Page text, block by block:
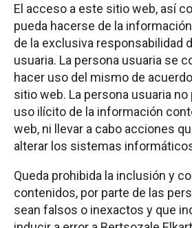
El acceso a este sitio web, así
pueda hacerse de la
de la exclusiva responsabilidad
usuaria. La persona usuaria se
hacer uso del mismo de
sitio web. La persona usuaria
uso ilícito de la información
web, ni llevar a cabo acciones
alterar los sistemas
Queda prohibida la inclusión y
contenidos, por parte de las
sean falsos o inexactos y que